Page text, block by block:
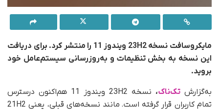
مایکروسافت نسخه 23H2 ویندوز 11 را منتشر کرد. برای دریافت
این نسخه به بخش تنظیمات و به‌روزرسانی سیستم‌عامل خود
بروید.
به‌گزارش تک‌ناک،
نسخه 23H2 ویندوز 11 هم‌اکنون درسترس
تمام کاربران قرار گرفته است. مانند نسخه‌های قبلی، یعنی 21H2